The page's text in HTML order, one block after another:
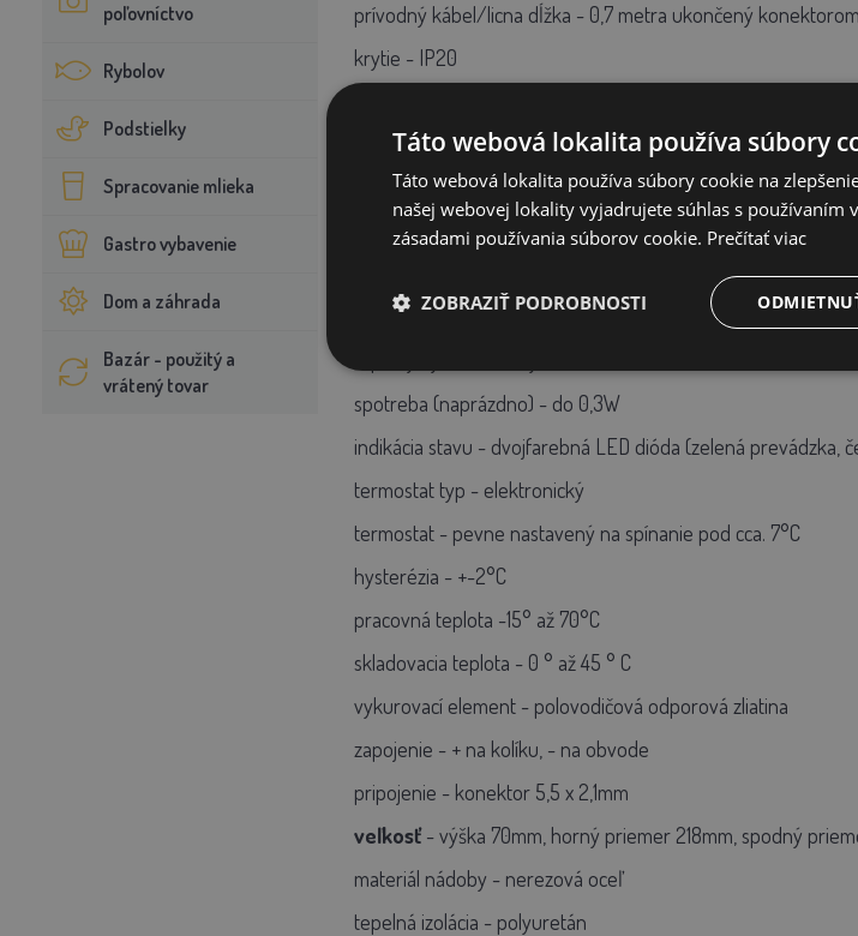
poľovníctvo
Rybolov
Podstielky
Spracovanie mlieka
Gastro vybavenie
Dom a záhrada
Bazár - použitý a
vrátený tovar
prívodný kábel/licna dĺžka - 0,7 metra ukončený konektorom
krytie - IP20
predlžovací kábel/ licna dĺžka - 5 metrov ukončený
miska:
objem - 1,8 litra
spotreba (naprázdno) - do 0,3W
indikácia stavu - dvojfarebná LED dióda (zelená prevádzka,
termostat typ - elektronický
termostat - pevne nastavený na spínanie pod cca. 7°C
hysterézia - +-2°C
pracovná teplota -15° až 70°C
skladovacia teplota - 0 ° až 45 ° C
vykurovací element - polovodičová odporová zliatina
zapojenie - + na kolíku, - na obvode
pripojenie - konektor 5,5 x 2,1mm
veľkosť- výška 70mm, horný priemer 218mm, spodný
materiál nádoby - nerezová oceľ
tepelná izolácia - polyuretán
Táto webová lokalita používa súbory
Táto webová lokalita používa súbory cookie na
našej webovej lokality vyjadrujete súhlas s používaním
zásadami používania súborov cookie. Prečítať viac
ZOBRAZIŤ PODROBNOSTI